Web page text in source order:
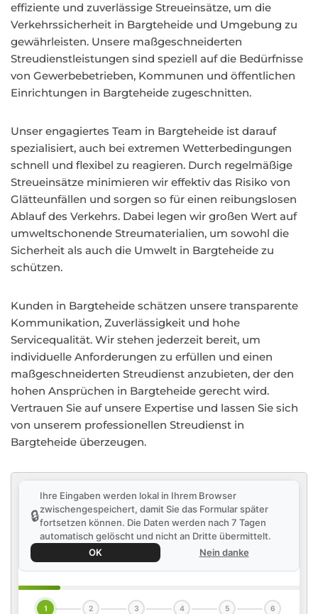
effiziente und zuverlässige Streueinsätze, um die
Verkehrssicherheit in Bargteheide und Umgebung zu
gewährleisten. Unsere maßgeschneiderten
Streudienstleistungen sind speziell auf die Bedürfnisse
von Gewerbebetrieben, Kommunen und öffentlichen
Einrichtungen in Bargteheide zugeschnitten.
Unser engagiertes Team in Bargteheide ist darauf
spezialisiert, auch bei extremen Wetterbedingungen
schnell und flexibel zu reagieren. Durch regelmäßige
Streueinsätze minimieren wir effektiv das Risiko von
Glätteunfällen und sorgen so für einen reibungslosen
Ablauf des Verkehrs. Dabei legen wir großen Wert auf
umweltschonende Streumaterialien, um sowohl die
Sicherheit als auch die Umwelt in Bargteheide zu
schützen.
Kunden in Bargteheide schätzen unsere transparente
Kommunikation, Zuverlässigkeit und hohe
Servicequalität. Wir stehen jederzeit bereit, um
individuelle Anforderungen zu erfüllen und einen
maßgeschneiderten Streudienst anzubieten, der den
hohen Ansprüchen in Bargteheide gerecht wird.
Vertrauen Sie auf unsere Expertise und lassen Sie sich
von unserem professionellen Streudienst in
Bargteheide überzeugen.
🔒
Ihre Eingaben werden lokal in Ihrem Browser
zwischengespeichert, damit Sie das Formular später
fortsetzen können. Die Daten werden nach 7 Tagen
automatisch gelöscht und nicht an Dritte übermittelt.
OK
Nein danke
1 2 3 4 5 6